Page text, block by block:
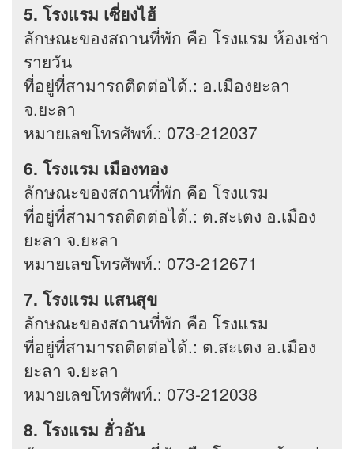
5. โรงแรม เซี่ยงไฮ้
ลักษณะของสถานที่พัก คือ โรงแรม ห้องเช่า
รายวัน
ที่อยู่ที่สามารถติดต่อได้.: อ.เมืองยะลา
จ.ยะลา
หมายเลขโทรศัพท์.: 073-212037
6. โรงแรม เมืองทอง
ลักษณะของสถานที่พัก คือ โรงแรม
ที่อยู่ที่สามารถติดต่อได้.: ต.สะเตง อ.เมือง
ยะลา จ.ยะลา
หมายเลขโทรศัพท์.: 073-212671
7. โรงแรม แสนสุข
ลักษณะของสถานที่พัก คือ โรงแรม
ที่อยู่ที่สามารถติดต่อได้.: ต.สะเตง อ.เมือง
ยะลา จ.ยะลา
หมายเลขโทรศัพท์.: 073-212038
8. โรงแรม ฮั่วอัน